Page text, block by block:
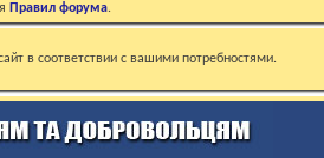
Правил форума.
в соответствии с вашими потребностями.